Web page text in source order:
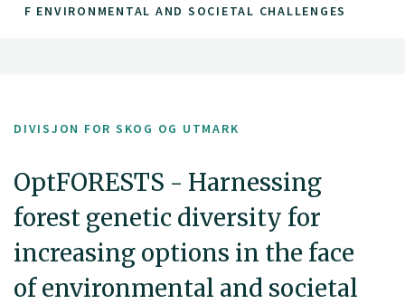
ENVIRONMENTAL AND SOCIETAL CHALLENGES
DIVISJON FOR SKOG OG UTMARK
OptFORESTS - Harnessing
forest genetic diversity for
increasing options in the face
of environmental and societal